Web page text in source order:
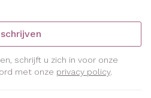
schrijft u zich in voor onze
met onze privacy policy.